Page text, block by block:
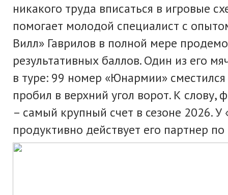
никакого труда вписаться в игровые
помогает молодой специалист с
Вилл» Гаврилов в полной мере
результативных баллов. Один из его
в туре: 99 номер «Юнармии»
пробил в верхний угол ворот. К
– самый крупный счет в сезоне 2026.
продуктивно действует его партнер